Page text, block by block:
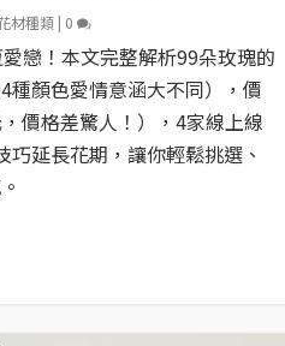
材種類 | 0
戀！本文完整解析99朵玫瑰的
種顏色愛情意涵大不同），價
價格差驚人！），4家線上線
延長花期，讓你輕鬆挑選、